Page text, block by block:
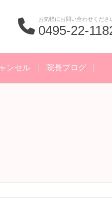
お気軽にお問い合わせくださ
0495-22-
ンセル 院長ブログ